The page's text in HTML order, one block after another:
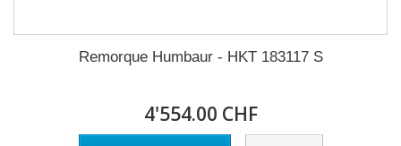
Remorque Humbaur - HKT 183117 S
4'554.00 CHF